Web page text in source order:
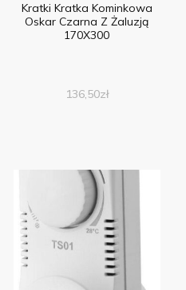
Kratki Kratka Kominkowa
Oskar Czarna Z Żaluzją
170X300
136,50zł